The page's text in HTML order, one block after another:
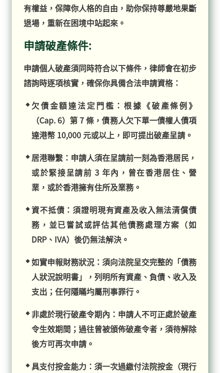
有權益，保障你人格的自由，助你保持尊嚴地果斷
退場，重新在困境中站起來。
申請破產條件:
申請個人破產須同時符合以下條件，律師會在初步
諮詢時逐項核實，確保你具備合法申請資格：
欠債金額達法定門檻：根據《破產條例》
（Cap. 6）第 7 條，債務人欠下單一債權人債項
達港幣 10,000 元或以上，即可提出破產呈請。
居港聯繫：申請人須在呈請前一刻為香港居民，
或於緊接呈請前 3 年內，曾在香港居住、營
業，或於香港擁有住所及業務。
資不抵債：須證明現有資產及收入無法清償債
務，並已嘗試或評估其他債務處理方案（如
DRP、IVA）後仍無法解決。
如實申報財務狀況：須向法院呈交完整的「債務
人狀況說明書」，列明所有資產、負債、收入及
支出；任何隱瞞均屬刑事罪行。
非處於現行破產令期內：申請人不可正處於破產
令生效期間；過往曾被頒佈破產令者，須待解除
後方可再次申請。
具支付按金能力：須一次過繳付法院按金（現行